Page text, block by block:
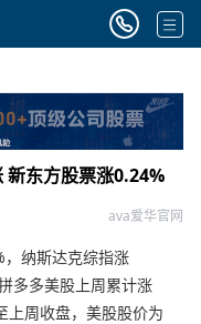
东方股票涨0.24%
ava爱华官网
纳斯达克综指涨
多多美股上周累计涨
上周收盘，美股股价为